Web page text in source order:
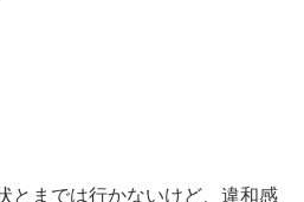
とまでは行かないけど、違和感